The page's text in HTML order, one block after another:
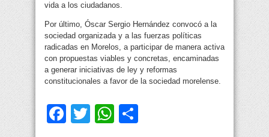
vida a los ciudadanos.
Por último, Óscar Sergio Hernández convocó a la
sociedad organizada y a las fuerzas políticas
radicadas en Morelos, a participar de manera activa
con propuestas viables y concretas, encaminadas
a generar iniciativas de ley y reformas
constitucionales a favor de la sociedad morelense.
Facebook
TwitterWhatsApp